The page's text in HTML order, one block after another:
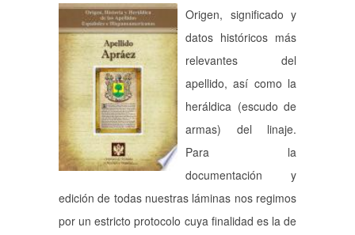
Origen, significado y
datos históricos más
relevantes del
apellido, así como la
heráldica (escudo de
armas) del linaje.
Para la
documentación y
edición de todas nuestras láminas nos regimos
por un estricto protocolo cuya finalidad es la de